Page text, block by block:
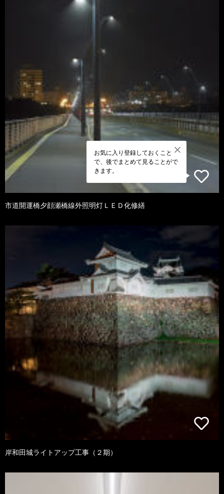
お気に入り登録しておくこと
で、後でまとめて見ることがで
きます。
市道開運橋夕顔瀬橋線外照明灯ＬＥＤ化修繕
岸和田城ライトアップ工事（２期）